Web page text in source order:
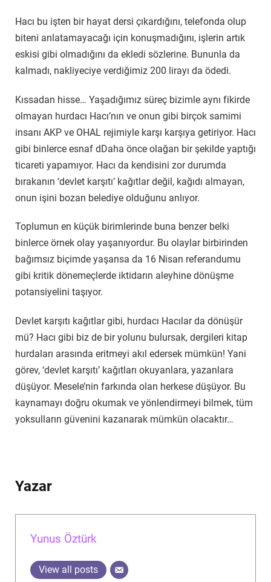
Hacı bu işten bir hayat dersi çıkardığını, telefonda olup
biteni anlatamayacağı için konuşmadığını, işlerin artık
eskisi gibi olmadığını da ekledi sözlerine. Bununla da
kalmadı, nakliyeciye verdiğimiz 200 lirayı da ödedi.
Kıssadan hisse… Yaşadığımız süreç bizimle aynı fikirde
olmayan hurdacı Hacı’nın ve onun gibi birçok samimi
insanı AKP ve OHAL rejimiyle karşı karşıya getiriyor. Hacı
gibi binlerce esnaf dDaha önce olağan bir şekilde yaptığı
ticareti yapamıyor. Hacı da kendisini zor durumda
bırakanın ‘devlet karşıtı’ kağıtlar değil, kağıdı almayan,
onun işini bozan belediye olduğunu anlıyor.
Toplumun en küçük birimlerinde buna benzer belki
binlerce örnek olay yaşanıyordur. Bu olaylar birbirinden
bağımsız biçimde yaşansa da 16 Nisan referandumu
gibi kritik dönemeçlerde iktidarın aleyhine dönüşme
potansiyelini taşıyor.
Devlet karşıtı kağıtlar gibi, hurdacı Hacılar da dönüşür
mü? Hacı gibi biz de bir yolunu bulursak, dergileri kitap
hurdaları arasında eritmeyi akıl edersek mümkün! Yani
görev, ‘devlet karşıtı’ kağıtları okuyanlara, yazanlara
düşüyor. Mesele’nin farkında olan herkese düşüyor. Bu
kaynamayı doğru okumak ve yönlendirmeyi bilmek, tüm
yoksulların güvenini kazanarak mümkün olacaktır…
Yazar
Yunus Öztürk
View all posts